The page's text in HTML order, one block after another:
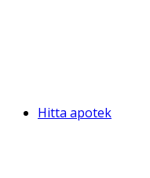
Hitta apotek